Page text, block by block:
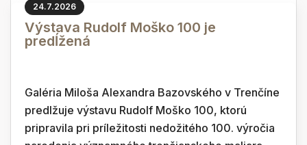
24.7.2026
Výstava Rudolf Moško 100 je
predĺžená
Galéria Miloša Alexandra Bazovského v Trenčíne
predlžuje výstavu Rudolf Moško 100, ktorú
pripravila pri príležitosti nedožitého 100. výročia